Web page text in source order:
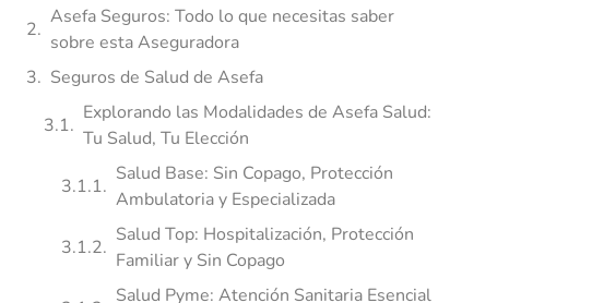
Asefa Seguros: Todo lo que necesitas saber
sobre esta Aseguradora
Seguros de Salud de Asefa
Explorando las Modalidades de Asefa Salud:
Tu Salud, Tu Elección
Salud Base: Sin Copago, Protección
Ambulatoria y Especializada
Salud Top: Hospitalización, Protección
Familiar y Sin Copago
Salud Pyme: Atención Sanitaria Esencial